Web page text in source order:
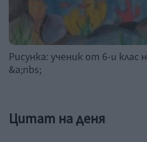
Рисунка: ученик от 6-и клас
&a;nbs;
Цитат на деня